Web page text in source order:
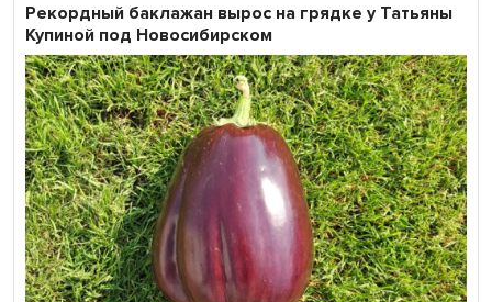
Рекордный баклажан вырос на грядке у Татьяны
Купиной под Новосибирском